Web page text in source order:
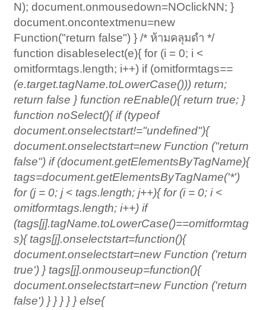
N); document.onmousedown=NOclickNN; }
document.oncontextmenu=new
Function("return false") } /* ห้ามคลุมดำ */
function disableselect(e){ for (i = 0; i <
omitformtags.length; i++) if (omitformtags==
(e.target.tagName.toLowerCase())) return;
return false } function reEnable(){ return true; }
function noSelect(){ if (typeof
document.onselectstart!="undefined"){
document.onselectstart=new Function ("return
false") if (document.getElementsByTagName){
tags=document.getElementsByTagName('*')
for (j = 0; j < tags.length; j++){ for (i = 0; i <
omitformtags.length; i++) if
(tags[j].tagName.toLowerCase()==omitformtag
s){ tags[j].onselectstart=function(){
document.onselectstart=new Function ('return
true') } tags[j].onmouseup=function(){
document.onselectstart=new Function ('return
false') } } } } } else{